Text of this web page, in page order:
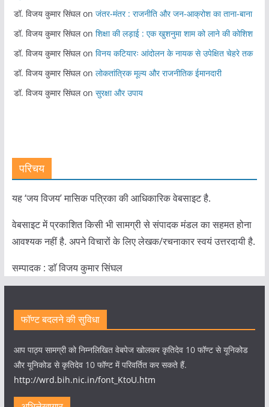
डॉ. विजय कुमार सिंघलon जंतर-मंतर : राजनीति और जन-आक्रोश का ताना-बाना
डॉ. विजय कुमार सिंघलon शिक्षा की लड़ाई : एक खुशनुमा शाम को लाने की कोशिश
डॉ. विजय कुमार सिंघलon विनय कटियारः आंदोलन के नायक से उपेक्षित चेहरे तक
डॉ. विजय कुमार सिंघलon लोकतांत्रिक मूल्य और राजनीतिक ईमानदारी
डॉ. विजय कुमार सिंघलon सुरक्षा और उपाय
परिचय
यह ‘जय विजय’ मासिक पत्रिका की आधिकारिक वेबसाइट है.
वेबसाइट में प्रकाशित किसी भी सामग्री से संपादक मंडल का सहमत होना
आवश्यक नहीं है. अपने विचारों के लिए लेखक/रचनाकार स्वयं उत्तरदायी है.
सम्पादक : डाॅ विजय कुमार सिंघल
फॉण्ट बदलने की सुविधा
आप पाठ्य सामग्री को निम्नलिखित वेबपेज खोलकर कृतिदेव 10 फॉण्ट से यूनिकोड
और यूनिकोड से कृतिदेव 10 फॉण्ट में परिवर्तित कर सकते हैं.
http://wrd.bih.nic.in/font_KtoU.htm